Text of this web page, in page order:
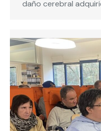
daño cerebral